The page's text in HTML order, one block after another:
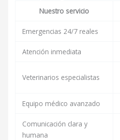
Nuestro servicio
Emergencias 24/7 reales
Atención inmediata
Veterinarios especialistas
Equipo médico avanzado
Comunicación clara y
humana